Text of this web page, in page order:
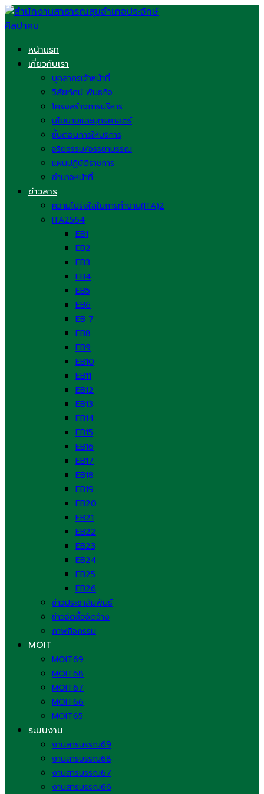
Skip
to
หน้าแรก
เกี่ยวกับเรา
บุคลากรเจ้าหน้าที่
วิสัยทัศน์ พันธกิจ
โครงสร้างการบริหาร
นโยบายและยุทธศาสตร์
ขั้นตอนการให้บริการ
จริยธรรม/จรรยาบรรณ
แผนปฏิบัติราชการ
อำนาจหน้าที่
ข่าวสาร
ความโปร่งใสในการทำงาน(ITA)2
ITA2564
EB1
EB2
EB3
EB4
EB5
EB6
EB 7
EB8
EB9
EB10
EB11
EB12
EB13
EB14
EB15
EB16
EB17
EB18
EB19
EB20
EB21
EB22
EB23
EB24
EB25
EB26
ข่าวประชาสัมพันธ์
ข่าวจัดซื้อจัดจ้าง
ภาพกิจกรรม
MOIT
MOIT69
MOIT68
MOIT67
MOIT66
MOIT65
ระบบงาน
งานสารบรรณ69
งานสารบรรณ68
งานสารบรรณ67
งานสารบรรณ66